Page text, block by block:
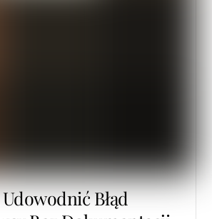
Udowodnić Błąd